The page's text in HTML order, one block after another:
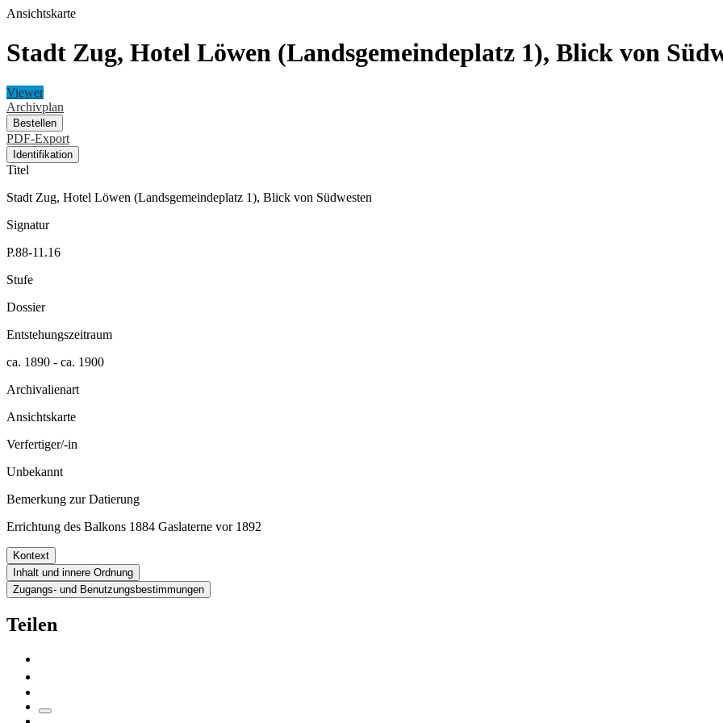
Ansichtskarte
Stadt Zug, Hotel Löwen (Landsgemeindeplatz 1), Blick von
Viewer
Archivplan
Bestellen
PDF-Export
Identifikation
Titel
Stadt Zug, Hotel Löwen (Landsgemeindeplatz 1), Blick von Südwesten
Signatur
P.88-11.16
Stufe
Dossier
Entstehungszeitraum
ca. 1890 - ca. 1900
Archivalienart
Ansichtskarte
Verfertiger/-in
Unbekannt
Bemerkung zur Datierung
Errichtung des Balkons 1884 Gaslaterne vor 1892
Kontext
Inhalt und innere Ordnung
Zugangs- und Benutzungsbestimmungen
Teilen